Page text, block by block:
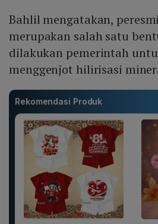
Bahlil mengatakan,
merupakan salah satu
dilakukan pemerintah
menggenjot hilirisasi
Rekomendasi Produk